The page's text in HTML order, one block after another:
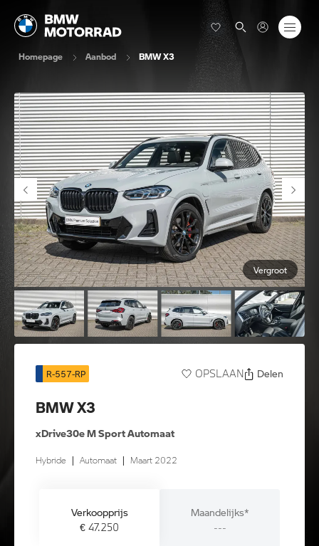
Homepage Aanbod BMW X3
Vergroot
R-557-RP OPSLAAN Delen
BMW X3
xDrive30e M Sport Automaat
Hybride | Automaat | Maart 2022
Verkoopprijs
€ 47.250
Maandelijks*
---